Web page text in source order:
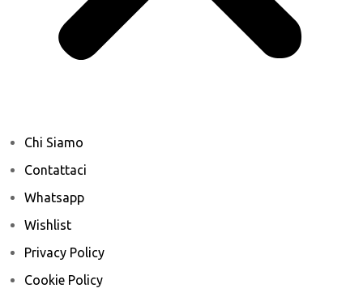
Chi Siamo
Contattaci
Whatsapp
Wishlist
Privacy Policy
Cookie Policy